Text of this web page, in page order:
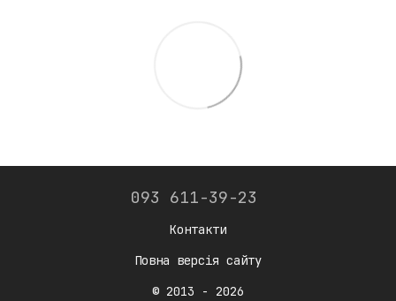
093 611-39-23
Контакти
Повна версія сайту
© 2013 - 2026